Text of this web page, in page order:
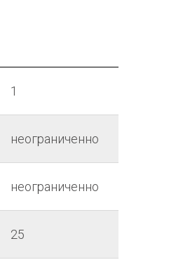
1
неограниченно
неограниченно
25